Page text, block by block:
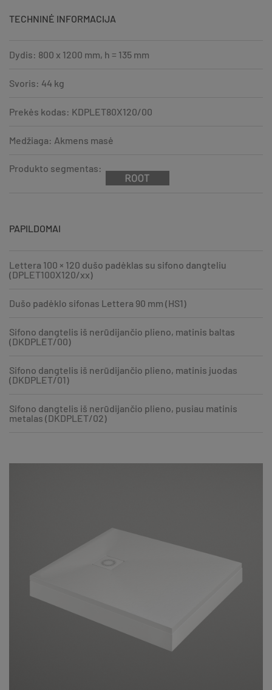
TECHNINĖ INFORMACIJA
Dydis: 800 x 1200 mm, h = 135 mm
Svoris: 44 kg
Prekės kodas: KDPLET80X120/00
Medžiaga: Akmens masė
Produkto segmentas:
PAPILDOMAI
Lettera 100 × 120 dušo padėklas su sifono dangteliu
(DPLET100X120/xx)
Dušo padėklo sifonas Lettera 90 mm (HS1)
Sifono dangtelis iš nerūdijančio plieno, matinis baltas
(DKDPLET/00)
Sifono dangtelis iš nerūdijančio plieno, matinis juodas
(DKDPLET/01)
Sifono dangtelis iš nerūdijančio plieno, pusiau matinis
metalas (DKDPLET/02)